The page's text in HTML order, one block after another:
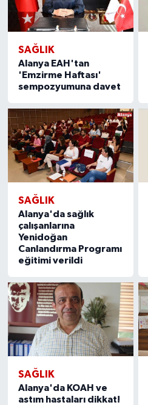
SAĞLIK
Alanya EAH'tan
'Emzirme Haftası'
sempozyumuna davet
SAĞLIK
Alanya'da sağlık
çalışanlarına
Yenidoğan
Canlandırma Programı
eğitimi verildi
SAĞLIK
Alanya'da KOAH ve
astım hastaları dikkat!